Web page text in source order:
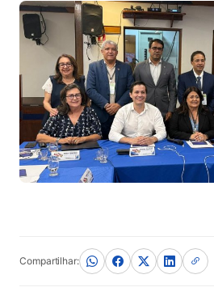
Compartilhar: